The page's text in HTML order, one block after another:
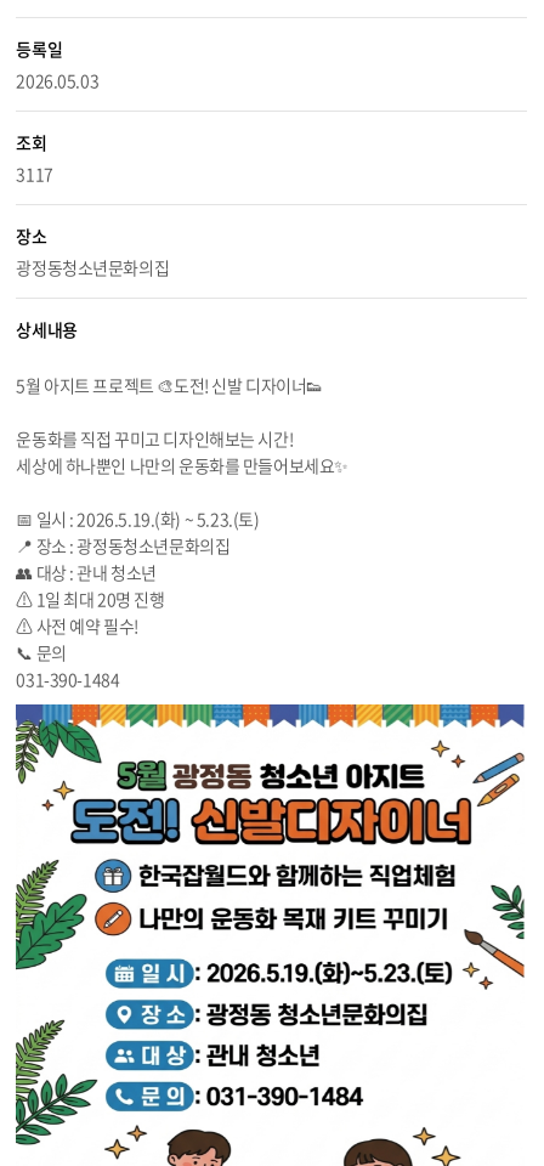
등록일
2026.05.03
조회
3117
장소
광정동청소년문화의집
상세내용
5월 아지트 프로젝트 🎨도전! 신발 디자이너👟
운동화를 직접 꾸미고 디자인해보는 시간!
세상에 하나뿐인 나만의 운동화를 만들어보세요✨
📅 일시 : 2026.5.19.(화) ~5.23.(토)
📍 장소 : 광정동청소년문화의집
👥 대상 : 관내 청소년
⚠ 1일 최대 20명 진행
⚠ 사전 예약 필수!
📞 문의
031-390-1484